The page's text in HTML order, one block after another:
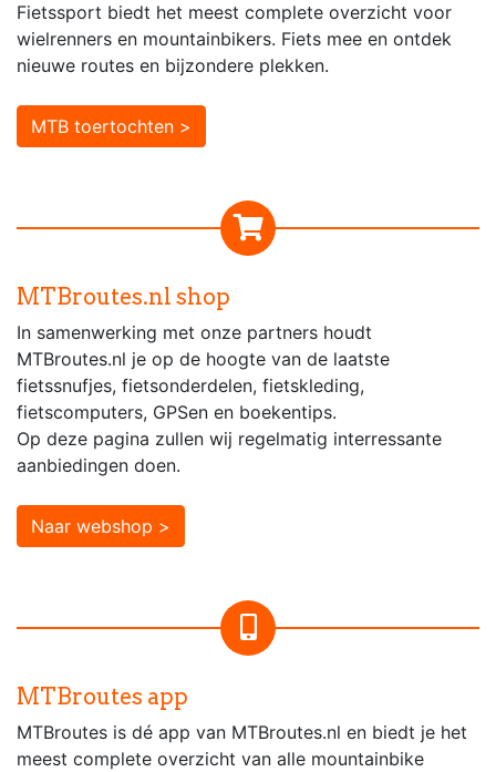
Fietssport biedt het meest complete overzicht voor
wielrenners en mountainbikers. Fiets mee en ontdek
nieuwe routes en bijzondere plekken.
MTB toertochten >
MTBroutes.nl shop
In samenwerking met onze partners houdt
MTBroutes.nl je op de hoogte van de laatste
fietssnufjes, fietsonderdelen, fietskleding,
fietscomputers, GPSen en boekentips.
Op deze pagina zullen wij regelmatig interressante
aanbiedingen doen.
Naar webshop >
MTBroutes app
MTBroutes is dé app van MTBroutes.nl en biedt je het
meest complete overzicht van alle mountainbike